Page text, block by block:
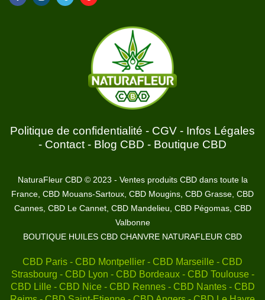
Politique de confidentialité - CGV - Infos Légales
- Contact - Blog CBD - Boutique CBD
NaturaFleur CBD © 2023 - Ventes produits CBD dans toute la
France, CBD Mouans-Sartoux, CBD Mougins, CBD Grasse, CBD
Cannes, CBD Le Cannet, CBD Mandelieu, CBD Pégomas, CBD
Valbonne
BOUTIQUE HUILES CBD CHANVRE NATURAFLEUR CBD
CBD Paris - CBD Montpellier - CBD Marseille - CBD
Strasbourg - CBD Lyon - CBD Bordeaux - CBD Toulouse -
CBD Lille - CBD Nice - CBD Rennes - CBD Nantes - CBD